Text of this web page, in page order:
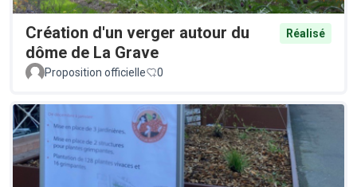
Création d'un verger autour du
dôme de La Grave
Réalisé
Proposition officielle 0